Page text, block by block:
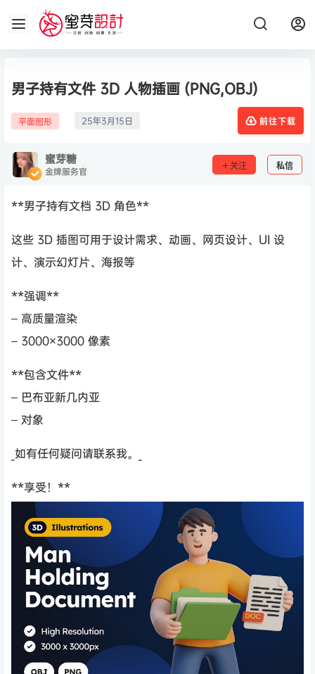
男子持有文件 3D 人物插画 (PNG,OBJ)
平面图形 25年3月15日 前往下载
蜜芽糖
金牌服务官 关注 私信
**男子持有文档 3D 角色**
这些 3D 插图可用于设计需求、动画、网页设计、UI 设
计、演示幻灯片、海报等
**强调**
– 高质量渲染
– 3000×3000 像素
**包含文件**
– 巴布亚新几内亚
– 对象
_如有任何疑问请联系我。_
**享受！**